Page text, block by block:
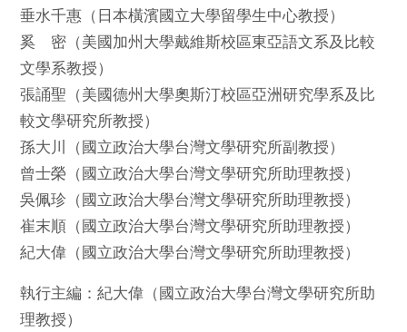
垂水千惠（日本橫濱國立大學留學生中心教授）
奚 密（美國加州大學戴維斯校區東亞語文系及比較
文學系教授）
張誦聖（美國德州大學奧斯汀校區亞洲研究學系及比
較文學研究所教授）
孫大川（國立政治大學台灣文學研究所副教授）
曾士榮（國立政治大學台灣文學研究所助理教授）
吳佩珍（國立政治大學台灣文學研究所助理教授）
崔末順（國立政治大學台灣文學研究所助理教授）
紀大偉（國立政治大學台灣文學研究所助理教授）
執行主編：紀大偉（國立政治大學台灣文學研究所助
理教授）